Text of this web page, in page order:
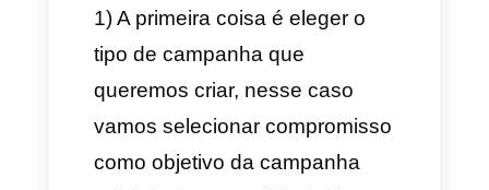
Para fazer esses anúncios
você só deve:
1) Abrir o WhatsApp Business e
clicar empublicidade /